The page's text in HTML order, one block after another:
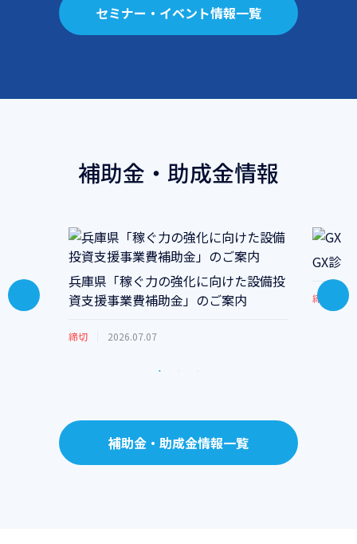
セミナー・イベント情報一覧
補助金・助成金情報
兵庫県「稼ぐ力の強化に向けた設備投
資支援事業費補助金」のご案内
締切 2026.07.07
GX診
締切
補助金・助成金情報一覧